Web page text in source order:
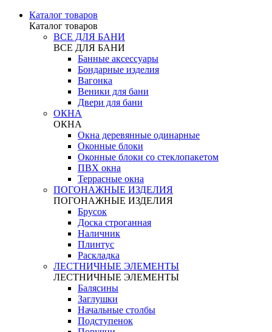
Каталог товаров
Каталог товаров
ВСЕ ДЛЯ БАНИ
ВСЕ ДЛЯ БАНИ
Банные аксессуары
Бондарные изделия
Вагонка
Веники для бани
Двери для бани
ОКНА
ОКНА
Окна деревянные одинарные
Оконные блоки
Оконные блоки со стеклопакетом
ПВХ окна
Террасные окна
ПОГОНАЖНЫЕ ИЗДЕЛИЯ
ПОГОНАЖНЫЕ ИЗДЕЛИЯ
Брусок
Доска строганная
Наличник
Плинтус
Раскладка
ЛЕСТНИЧНЫЕ ЭЛЕМЕНТЫ
ЛЕСТНИЧНЫЕ ЭЛЕМЕНТЫ
Балясины
Заглушки
Начальные столбы
Подступенок